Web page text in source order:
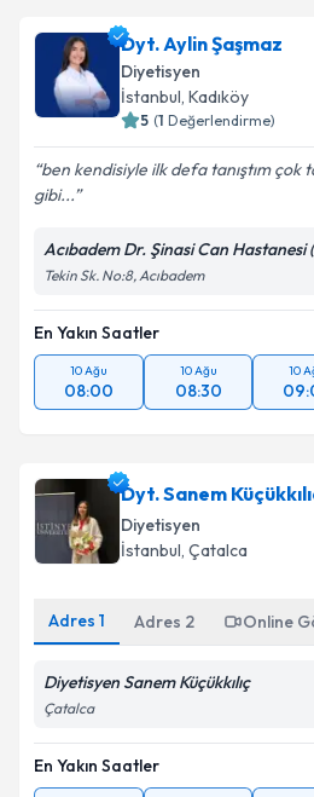
Dyt. Aylin Şaşmaz
Diyetisyen
İstanbul, Kadıköy
5 (1 Değerlendirme)
ben kendisiyle ilk defa tanıştım çok
gibi...
Acıbadem Dr. Şinasi Can Hastanesi
Tekin Sk. No:8, Acıbadem
En Yakın Saatler
10 Ağu
08:00
10 Ağu
08:30
10
Dyt. Sanem
Diyetisyen
İstanbul, Çatalca
Adres 1 Adres 2 Online
Diyetisyen Sanem Küçükkılıç
Çatalca
En Yakın Saatler